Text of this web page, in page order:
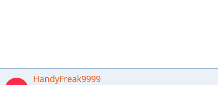
HandyFreak9999